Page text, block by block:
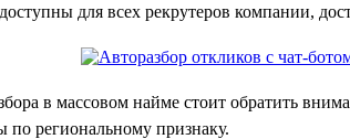
для всех рекрутеров компании,
в массовом найме стоит обратить
по региональному признаку.